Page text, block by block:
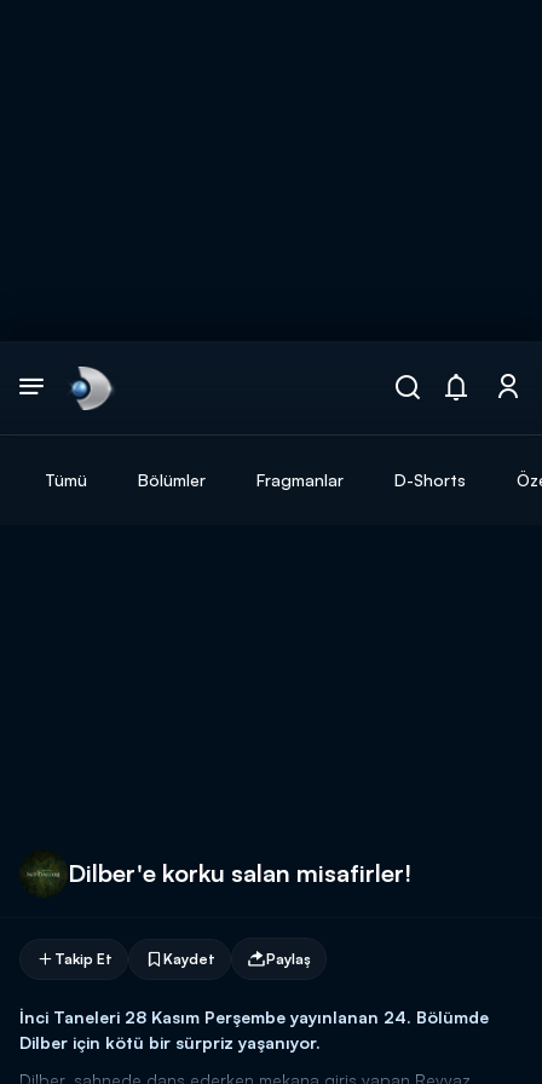
Tümü Bölümler Fragmanlar D-Shorts
Dilber'e korku salan misafirler!
Takip Et Kaydet Paylaş
İnci Taneleri 28 Kasım Perşembe yayınlanan 24. Bölümde
Dilber için kötü bir sürpriz yaşanıyor.
Dilber, sahnede dans ederken mekana giriş yapan Reyyaz,